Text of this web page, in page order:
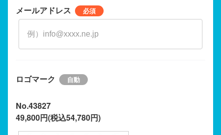
メールアドレス
ロゴマーク
No.43827
49,800円(税込54,780円)